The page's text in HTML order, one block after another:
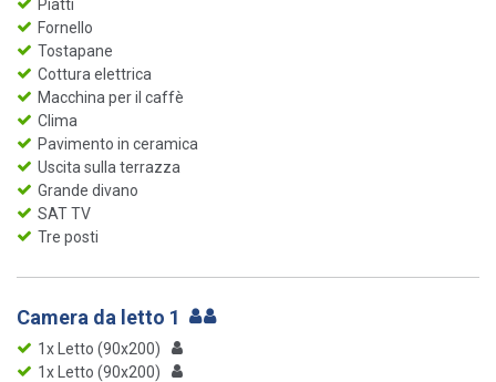
Piatti
Fornello
Tostapane
Cottura elettrica
Macchina per il caffè
Clima
Pavimento in ceramica
Uscita sulla terrazza
Grande divano
SAT TV
Tre posti
Camera da letto 1
1x Letto (90x200)
1x Letto (90x200)